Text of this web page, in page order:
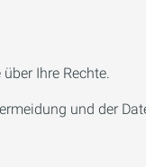
Ihre Rechte.
und der